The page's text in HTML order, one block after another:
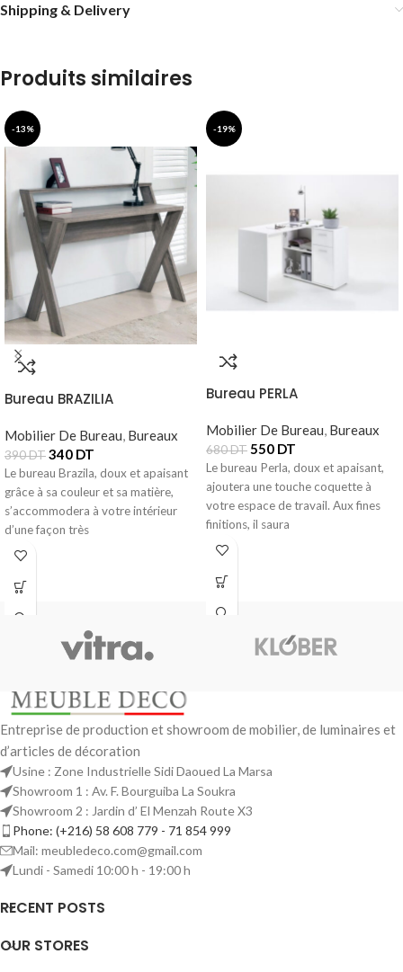
Shipping & Delivery
Produits similaires
-13%
Bureau BRAZILIA
Mobilier De Bureau, Bureaux
390DT340 DT
Le bureau Brazila, doux et apaisant
grâce à sa couleur et sa matière,
s’accommodera à votre intérieur
d’une façon très
-19%
Bureau PERLA
Mobilier De Bureau, Bureaux
680DT550 DT
Le bureau Perla, doux et apaisant,
ajoutera une touche coquette à
votre espace de travail. Aux fines
finitions, il saura
Entreprise de production et showroom de mobilier, de luminaires et
d’articles de décoration
Usine : Zone Industrielle Sidi Daoued La Marsa
Showroom 1 : Av. F. Bourguiba La Soukra
Showroom 2 : Jardin d’ El Menzah Route X3
Phone: (+216) 58 608 779 - 71 854 999
Mail: meubledeco.com@gmail.com
Lundi - Samedi 10:00 h - 19:00 h
RECENT POSTS
OUR STORES